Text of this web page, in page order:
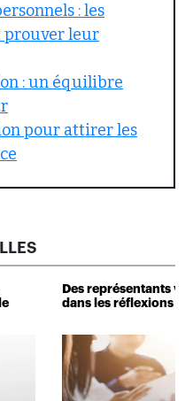
: les
prouver leur
: un équilibre
pour attirer les
Des représentants
dans les réflexions de